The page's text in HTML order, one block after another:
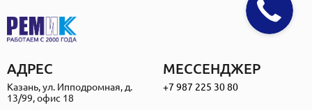
АДРЕС
Казань, ул. Ипподромная, д.
13/99, офис 18
МЕССЕНДЖЕР
+7 987 225 30 80